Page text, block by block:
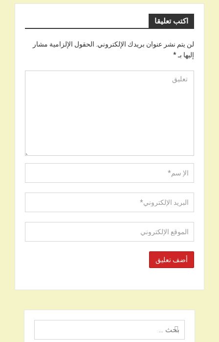
اكتب تعليقا
لن يتم نشر عنوان بريدك الإلكتروني. الحقول الإلزامية مشار
إليها بـ*
البحث
عن